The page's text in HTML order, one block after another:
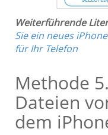
Weiterführende
Sie ein neues
für Ihr Telefon
Methode
Dateien
dem